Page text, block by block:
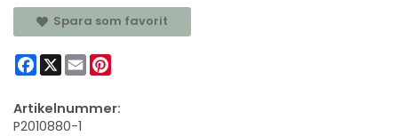
Spara som favorit
Facebook
X Email
Artikelnummer:
P2010880-1